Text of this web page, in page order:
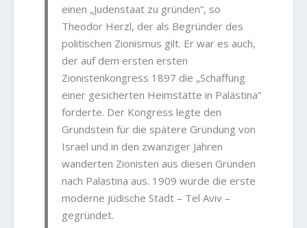
einen „Judenstaat zu gründen“, so
Theodor Herzl, der als Begründer des
politischen Zionismus gilt. Er war es auch,
der auf dem ersten ersten
Zionistenkongress 1897 die „Schaffung
einer gesicherten Heimstätte in Palästina“
forderte. Der Kongress legte den
Grundstein für die spätere Gründung von
Israel und in den zwanziger Jahren
wanderten Zionisten aus diesen Gründen
nach Palästina aus. 1909 wurde die erste
moderne jüdische Stadt – Tel Aviv –
gegründet.